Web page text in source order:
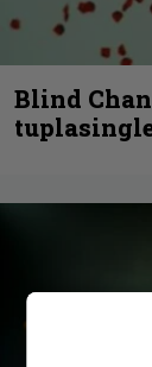
Blind